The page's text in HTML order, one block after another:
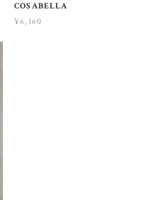
COSABELLA
¥6,160